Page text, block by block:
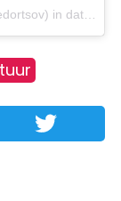
in data: